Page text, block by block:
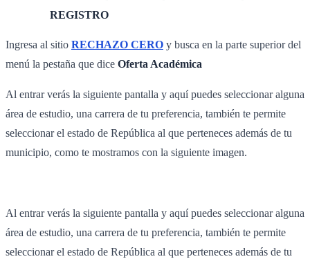
REGISTRO
Ingresa al sitio RECHAZO CERO y busca en la parte superior del
menú la pestaña que dice Oferta Académica
Al entrar verás la siguiente pantalla y aquí puedes seleccionar alguna
área de estudio, una carrera de tu preferencia, también te permite
seleccionar el estado de República al que perteneces además de tu
municipio, como te mostramos con la siguiente imagen.
Al entrar verás la siguiente pantalla y aquí puedes seleccionar alguna
área de estudio, una carrera de tu preferencia, también te permite
seleccionar el estado de República al que perteneces además de tu